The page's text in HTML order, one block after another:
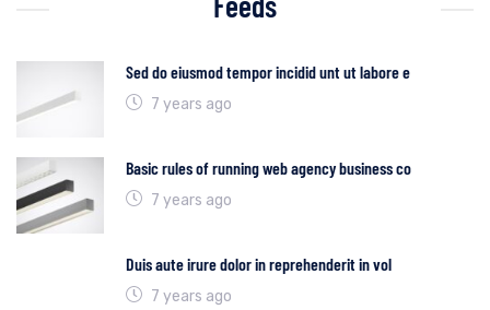
Sed do eiusmod tempor incidid unt ut labore e
7 years ago
Basic rules of running web agency business co
7 years ago
Duis aute irure dolor in reprehenderit in vol
7 years ago